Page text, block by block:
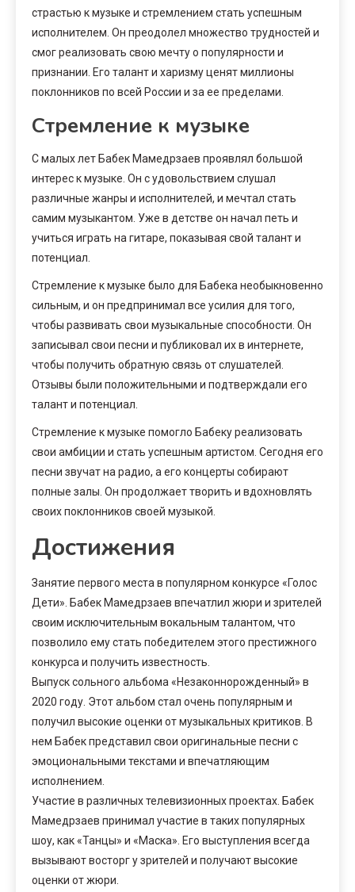
страстью к музыке и стремлением стать успешным
исполнителем. Он преодолел множество трудностей и
смог реализовать свою мечту о популярности и
признании. Его талант и харизму ценят миллионы
поклонников по всей России и за ее пределами.
Стремление к музыке
С малых лет Бабек Мамедрзаев проявлял большой
интерес к музыке. Он с удовольствием слушал
различные жанры и исполнителей, и мечтал стать
самим музыкантом. Уже в детстве он начал петь и
учиться играть на гитаре, показывая свой талант и
потенциал.
Стремление к музыке было для Бабека необыкновенно
сильным, и он предпринимал все усилия для того,
чтобы развивать свои музыкальные способности. Он
записывал свои песни и публиковал их в интернете,
чтобы получить обратную связь от слушателей.
Отзывы были положительными и подтверждали его
талант и потенциал.
Стремление к музыке помогло Бабеку реализовать
свои амбиции и стать успешным артистом. Сегодня его
песни звучат на радио, а его концерты собирают
полные залы. Он продолжает творить и вдохновлять
своих поклонников своей музыкой.
Достижения
Занятие первого места в популярном конкурсе «Голос
Дети». Бабек Мамедрзаев впечатлил жюри и зрителей
своим исключительным вокальным талантом, что
позволило ему стать победителем этого престижного
конкурса и получить известность.
Выпуск сольного альбома «Незаконнорожденный» в
2020 году. Этот альбом стал очень популярным и
получил высокие оценки от музыкальных критиков. В
нем Бабек представил свои оригинальные песни с
эмоциональными текстами и впечатляющим
исполнением.
Участие в различных телевизионных проектах. Бабек
Мамедрзаев принимал участие в таких популярных
шоу, как «Танцы» и «Маска». Его выступления всегда
вызывают восторг у зрителей и получают высокие
оценки от жюри.